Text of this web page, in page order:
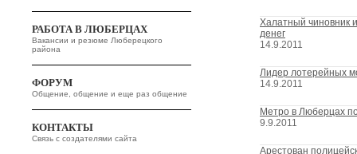
РАБОТА В ЛЮБЕРЦАХ
Вакансии и резюме Люберецкого
района
ФОРУМ
Общение, общение и еще раз общение
КОНТАКТЫ
Связь с создателями сайта
Халатный чиновник
денег
14.9.2011
Лидер лотерейных
14.9.2011
Метро в Люберцах
9.9.2011
Арестован